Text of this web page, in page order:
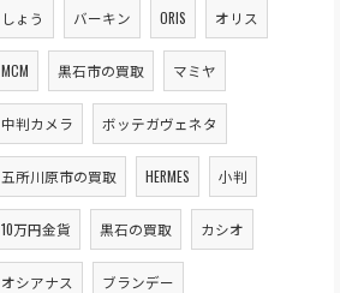
しょう バーキン ORIS オリス
MCM 黒石市の買取 マミヤ
中判カメラ ボッテガヴェネタ
五所川原市の買取 HERMES 小判
10万円金貨 黒石の買取 カシオ
オシアナス ブランデー